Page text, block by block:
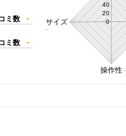
ミ数 -
ミ数 -
0
20
40
操作性-
サイズ
-